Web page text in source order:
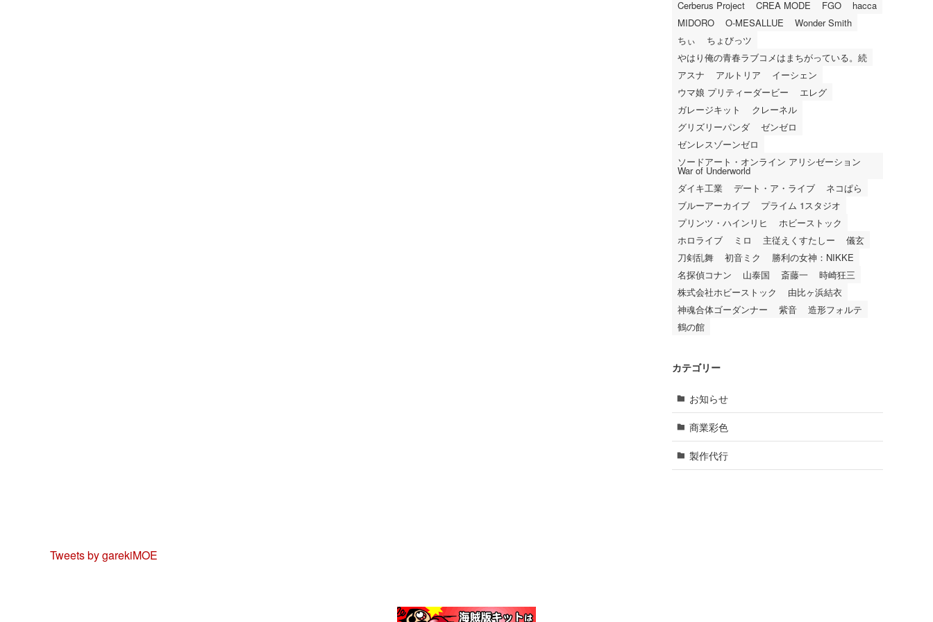
Cerberus Project CREA MODE FGO
hacca
MIDORO
O-MESALLUE
Wonder Smith
ちぃ
ちょびっツ
やはり俺の青春ラブコメはまちがっている。続
アスナ
アルトリア
イーシェン
ウマ娘 プリティーダービー
エレグ
ガレージキット
クレーネル
グリズリーパンダ
ゼンゼロ
ゼンレスゾーンゼロ
ソードアート・オンライン アリシゼーション
War of Underworld
ダイキ工業
デート・ア・ライブ
ネコぱら
ブルーアーカイブ
プライム 1スタジオ
プリンツ・ハインリヒ
ホビーストック
ホロライブ
ミロ 主従えくすたしー
儀玄
刀剣乱舞
初音ミク
勝利の女神：NIKKE
名探偵コナン
山泰国 斎藤一
時崎狂三
株式会社ホビーストック
由比ヶ浜結衣
神魂合体ゴーダンナー
紫音
造形フォルテ
鶴の館
カテゴリー
お知らせ
商業彩色
製作代行
Tweets by garekiMOE